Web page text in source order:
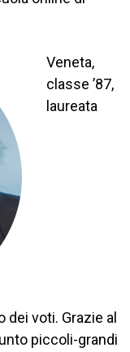
Veneta,
classe ’87,
laureata
dei voti. Grazie al
piccoli-grandi